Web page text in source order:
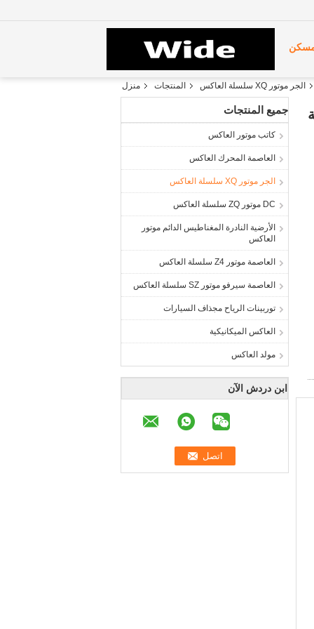
منزل المنتجات الجر موتور XQ سلسلة العاكس
جميع المنتجات
كاتب موتور العاكس
العاصمة المحرك العاكس
الجر موتور XQ سلسلة العاكس
DC موتور ZQ سلسلة العاكس
الأرضية النادرة المغناطيس الدائم موتور
العاكس
العاصمة موتور Z4 سلسلة العاكس
العاصمة سيرفو موتور SZ سلسلة العاكس
توربينات الرياح مجذاف السيارات
العاكس الميكانيكية
مولد العاكس
ابن دردش الآن